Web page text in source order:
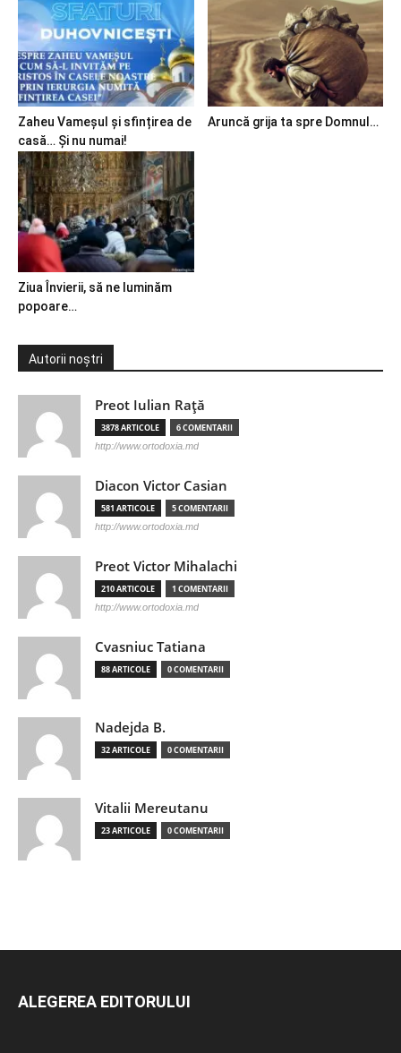
Zaheu Vameșul și sfințirea de
casă… Și nu numai!
Aruncă grija ta spre Domnul…
Ziua Învierii, să ne luminăm
popoare…
Autorii noștri
Preot Iulian Raţă
3878 ARTICOLE 6 COMENTARII
http://www.ortodoxia.md
Diacon Victor Casian
581 ARTICOLE 5 COMENTARII
http://www.ortodoxia.md
Preot Victor Mihalachi
210 ARTICOLE 1 COMENTARII
http://www.ortodoxia.md
Cvasniuc Tatiana
88 ARTICOLE 0 COMENTARII
Nadejda B.
32 ARTICOLE 0 COMENTARII
Vitalii Mereutanu
23 ARTICOLE 0 COMENTARII
ALEGEREA EDITORULUI